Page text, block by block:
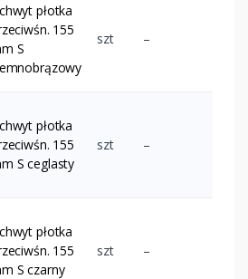
płotka
155
S
szt –
płotka
155
S ceglasty
szt –
płotka
155
S czarny
szt –